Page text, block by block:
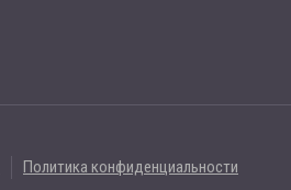
Политика конфиденциальности